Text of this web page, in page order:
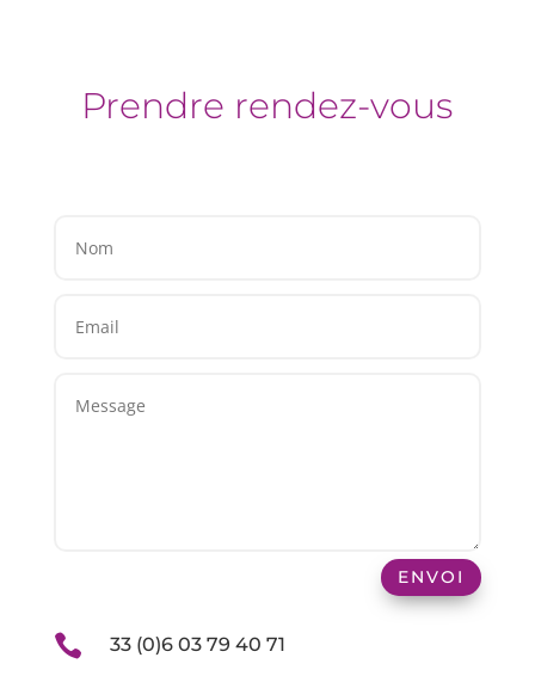
Prendre rendez-vous
ENVOI
 33 (0)6 03 79 40 71